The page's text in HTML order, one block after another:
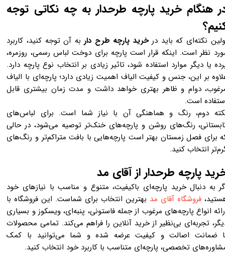
هنگام خرید پارچه طرحدار به چه نکاتی توجه
نکته‌ای که باید درخرید پارچه طرح داربه آن توجه کنید، کاربرد
نظر است. اینکه قرار است پارچه برای دوخت لباس رسمی، روزمره،
یا دیگر موارد استفاده شود، تاثیر زیادی بر انتخاب نوع پارچه دارد.
بر این، جنس و کیفیت الیاف اهمیت زیادی دارد؛ پارچه‌ای با الیاف
دوام و ظاهر بهتری خواهد داشت و مدت زمان بیشتری قابل
است.
دوم، رنگ و هماهنگی آن با نیاز شما است. برای لباس‌های
رنگ‌های روشن و پارچه‌های خنک‌تر توصیه می‌شود، در حالی
برای فصل زمستان بهتر است پارچه‌هایی با بافت متراکم‌تر و رنگ‌های
انتخاب کنید.
پارچه طرحدار از آقای مد
به دنبال خرید پارچه‌ای باکیفیت، متنوع و مناسب با نیازهای خود
فروشگاه آقای مد بهترین انتخاب برای شماست. این فروشگاه با
انواع پارچه‌های مرغوب از جمله فاستونی، پنبه‌ای، ویسکوز و بسیاری
تجربه‌ای بی‌نظیر از خرید آنلاین را فراهم می‌کند. تمامی محصولات
ضمانت اصالت و کیفیت عرضه شده و شما می‌توانید با کمک
تخصصی، پارچه‌ای متناسب با کاربرد خود انتخاب کنید.